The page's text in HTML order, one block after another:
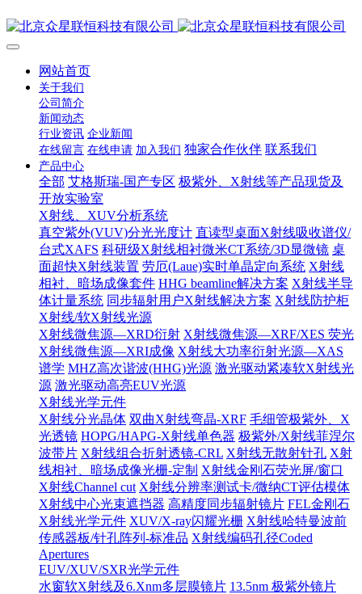
网站首页
关于我们
公司简介
新闻动态
行业资讯 企业新闻
在线留言 在线申请 加入我们 独家合作伙伴 联系我们
产品中心
全部 艾格斯瑞-国产专区 极紫外、X射线等产品现货及
开放实验室
X射线、XUV分析系统
真空紫外(VUV)分光光度计 直读型桌面X射线吸收谱仪/
台式XAFS 科研级X射线相衬微米CT系统/3D显微镜 桌
面超快X射线装置 劳厄(Laue)实时单晶定向系统 X射线
相衬、暗场成像套件 HHG beamline解决方案 X射线半导
体计量系统 同步辐射用户X射线解决方案 X射线防护柜
X射线/软X射线光源
X射线微焦源—XRD衍射 X射线微焦源—XRF/XES 荧光
X射线微焦源—XRI成像 X射线大功率衍射光源—XAS
谱学 MHZ高次谐波(HHG)光源 激光驱动紧凑软X射线光
源 激光驱动高亮EUV光源
X射线光学元件
X射线分光晶体 双曲X射线弯晶-XRF 毛细管极紫外、X
光透镜 HOPG/HAPG-X射线单色器 极紫外/X射线菲涅尔
波带片 X射线组合折射透镜-CRL X射线无散射针孔 X射
线相衬、暗场成像光栅-定制 X射线金刚石荧光屏/窗口
X射线Channel cut X射线分辨率测试卡/微纳CT评估模体
X射线中心光束遮挡器 高精度同步辐射镜片 FEL金刚石
X射线光学元件 XUV/X-ray闪耀光栅 X射线哈特曼波前
传感器板/针孔阵列-标准品 X射线编码孔径Coded
Apertures
EUV/XUV/SXR光学元件
水窗软X射线及6.Xnm多层膜镜片 13.5nm 极紫外镜片